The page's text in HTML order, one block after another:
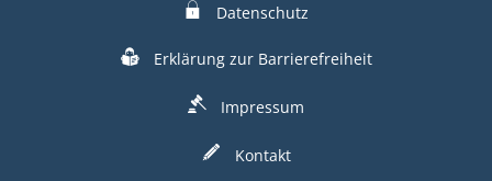
Datenschutz
Erklärung zur Barrierefreiheit
Impressum
Kontakt